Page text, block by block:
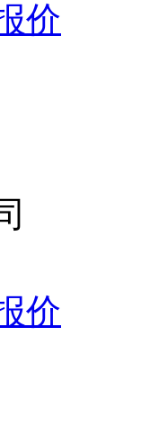
价
价